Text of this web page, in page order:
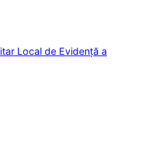
Local de Evidență a